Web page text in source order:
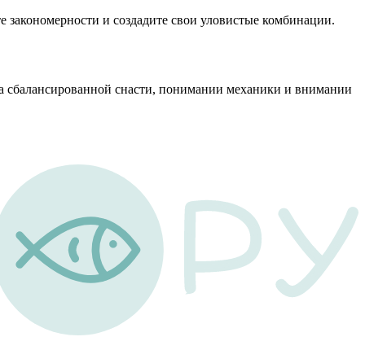
закономерности и создадите свои уловистые комбинации.
сбалансированной снасти, понимании механики и внимании